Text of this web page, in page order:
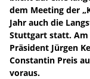
dem Meeting der
Jahr auch die
Stuttgart statt. Am
Präsident Jürgen
Constantin Preis
voraus.